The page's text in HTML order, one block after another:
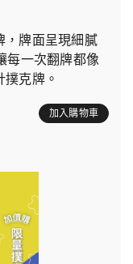
，牌面呈現細膩
每一次翻牌都像
克牌。
加入購物車